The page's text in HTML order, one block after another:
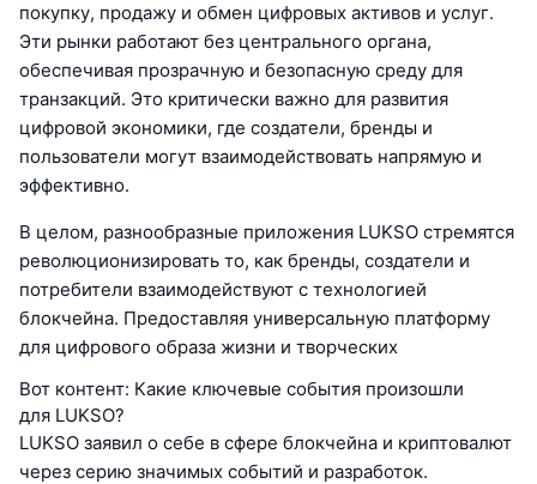
покупку, продажу и обмен цифровых активов и услуг.
Эти рынки работают без центрального органа,
обеспечивая прозрачную и безопасную среду для
транзакций. Это критически важно для развития
цифровой экономики, где создатели, бренды и
пользователи могут взаимодействовать напрямую и
эффективно.
В целом, разнообразные приложения LUKSO стремятся
революционизировать то, как бренды, создатели и
потребители взаимодействуют с технологией
блокчейна. Предоставляя универсальную платформу
для цифрового образа жизни и творческих
Вот контент: Какие ключевые события произошли
для LUKSO?
LUKSO заявил о себе в сфере блокчейна и криптовалют
через серию значимых событий и разработок.